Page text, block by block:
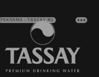
РЕКЛАМА • TASSAY.RU